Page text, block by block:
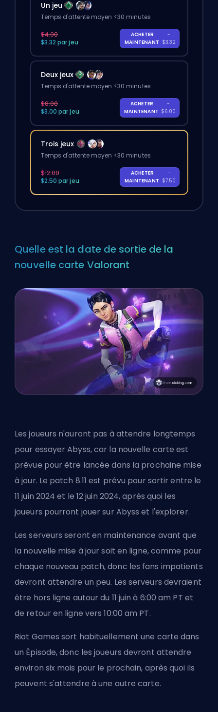
Un jeu
Temps d'attente moyen <30 minutes
$4.00
$3.32 par jeu
ACHETER
MAINTENANT
-
$3.32
Deux jeux
Temps d'attente moyen <30 minutes
$8.00
$3.00 par jeu
ACHETER
MAINTENANT
-
$6.00
Trois jeux
Temps d'attente moyen <30 minutes
$12.00
$2.50 par jeu
ACHETER
MAINTENANT
-
$7.50
Quelle est la date de sortie de la
nouvelle carte Valorant
Les joueurs n'auront pas à attendre longtemps
pour essayer Abyss, car la nouvelle carte est
prêvue pour être lancée dans la prochaine mise
à jour. Le patch 8.11 est prévu pour sortir entre le
11 juin 2024 et le 12 juin 2024, après quoi les
joueurs pourront jouer sur Abyss et l'explorer.
Les serveurs seront en maintenance avant que
la nouvelle mise à jour soit en ligne, comme pour
chaque nouveau patch, donc les fans impatients
devront attendre un peu. Les serveurs devraient
être hors ligne autour du 11 juin à 6:00 am PT et
de retour en ligne vers 10:00 am PT.
Riot Games sort habituellement une carte dans
un Épisode, donc les joueurs devront attendre
environ six mois pour le prochain, après quoi ils
peuvent s'attendre à une autre carte.